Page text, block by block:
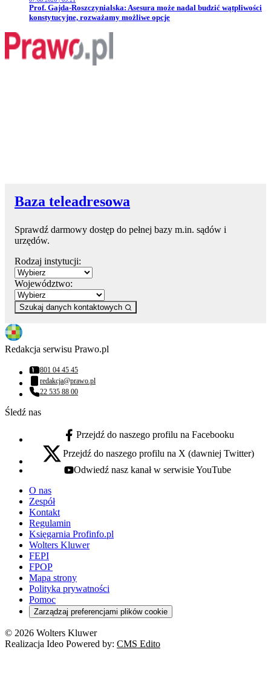
Przejdź do artykułu:
Prof. Gajda-Roszczynialska: Asesura może nadal budzić wątpliwości
konstytucyjne, rozważamy możliwe opcje
Baza teleadresowa
Sprawdź darmowy dostęp do pełnej bazy m.in. sądów i
urzędów.
Rodzaj instytucji:
Województwo:
Szukaj danych kontaktowych
Redakcja serwisu Prawo.pl
Numer telefonu:
801 04 45 45
Adres email:
redakcja@prawo.pl
Numer telefonu:
22 535 88 00
Śledź nas
facebook - otwiera się w nowej karcie
Przejdź do naszego profilu na Facebooku
x - otwiera się w nowej karcie
Przejdź do naszego profilu na X (dawniej Twitter)
youtube - otwiera się w nowej karcie
Odwiedź nasz kanał w serwisie YouTube
O nas
Zespół
Kontakt
Regulamin
Księgarnia Profinfo.pl
Wolters Kluwer
FEPI
FPOP
Mapa strony
Polityka prywatności
Pomoc
Zarządzaj preferencjami plików cookie
© 2026 Wolters Kluwer
Realizacja Ideo Powered by: CMS Edito